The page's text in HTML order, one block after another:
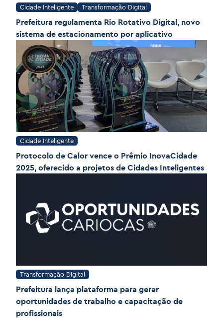
Cidade Inteligente Transformação Digital
Prefeitura regulamenta Rio Rotativo Digital, novo
sistema de estacionamento por aplicativo
Cidade Inteligente
Protocolo de Calor vence o Prêmio InovaCidade
2025, oferecido a projetos de Cidades Inteligentes
Transformação Digital
Prefeitura lança plataforma para gerar
oportunidades de trabalho e capacitação de
profissionais